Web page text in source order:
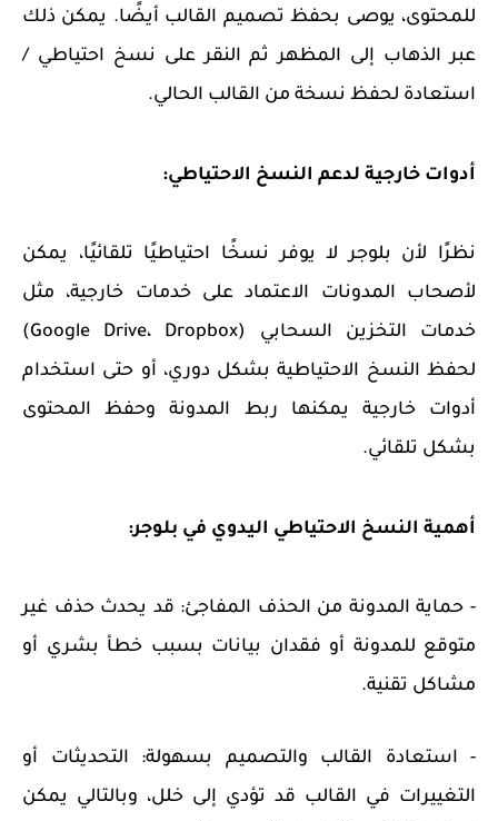
للمحتوى، يوصى بحفظ تصميم القالب أيضًا. يمكن ذلك
عبر الذهاب إلى المظهر ثم النقر على نسخ احتياطي /
استعادة لحفظ نسخة من القالب الحالي.
أدوات خارجية لدعم النسخ الاحتياطي:
نظرًا لأن بلوجر لا يوفر نسخًا احتياطيًا تلقائيًا، يمكن
لأصحاب المدونات الاعتماد على خدمات خارجية، مثل
خدمات التخزين السحابي (Google Drive، Dropbox)
لحفظ النسخ الاحتياطية بشكل دوري، أو حتى استخدام
أدوات خارجية يمكنها ربط المدونة وحفظ المحتوى
بشكل تلقائي.
أهمية النسخ الاحتياطي اليدوي في بلوجر:
- حماية المدونة من الحذف المفاجئ: قد يحدث حذف غير
متوقع للمدونة أو فقدان بيانات بسبب خطأ بشري أو
مشاكل تقنية.
- استعادة القالب والتصميم بسهولة: التحديثات أو
التغييرات في القالب قد تؤدي إلى خلل، وبالتالي يمكن